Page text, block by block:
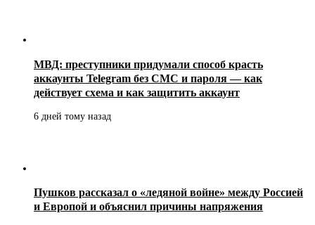
МВД: преступники придумали способ красть
аккаунты Telegram без СМС и пароля — как
действует схема и как защитить аккаунт
6 дней тому назад
Пушков рассказал о «ледяной войне» между Россией
и Европой и объяснил причины напряжения